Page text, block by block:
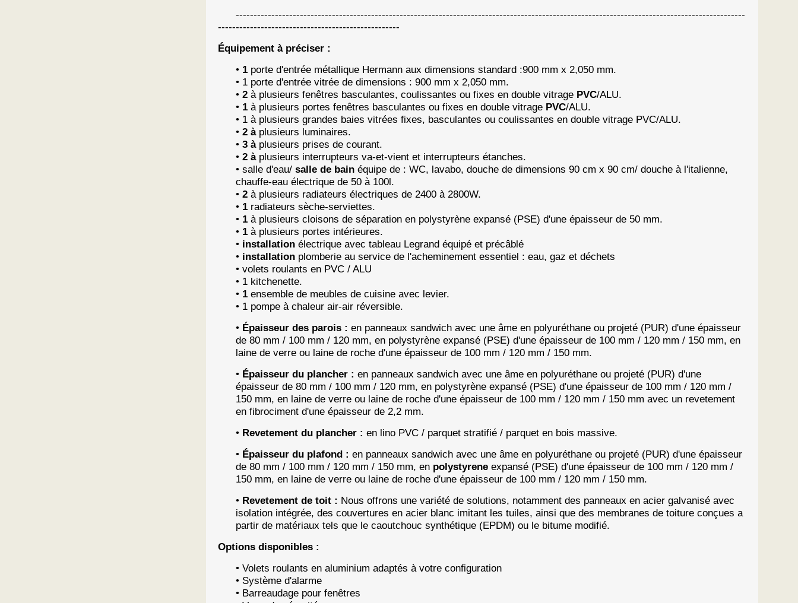
-----------------------------------------------------------------------------------------------------------------------------------------------
---------------------------------------------------
Équipement à préciser :
• 1 porte d'entrée métallique Hermann aux dimensions standard :900 mm x 2,050 mm.
• 1 porte d'entrée vitrée de dimensions : 900 mm x 2,050 mm.
•2à plusieurs fenêtres basculantes, coulissantes ou fixes en double vitrage PVC/ALU.
• 1 à plusieurs portes fenêtres basculantes ou fixes en double vitrage PVC/ALU.
• 1 à plusieurs grandes baies vitrées fixes, basculantes ou coulissantes en double vitrage PVC/ALU.
•2 àplusieurs luminaires.
•3 àplusieurs prises de courant.
•2 àplusieurs interrupteurs va-et-vient et interrupteurs étanches.
• salle d'eau/salle de bain équipe de : WC, lavabo, douche de dimensions 90 cm x 90 cm/ douche à l'italienne,
chauffe-eau électrique de 50 à 100l.
•2 à plusieurs radiateurs électriques de 2400 à 2800W.
• 1 radiateurs sèche-serviettes.
• 1 à plusieurs cloisons de séparation en polystyrène expansé (PSE) d'une épaisseur de 50 mm.
• 1 à plusieurs portes intérieures.
• installation électrique avec tableau Legrand équipé et précâblé
• installation plomberie au service de l'acheminement essentiel : eau, gaz et déchets
• volets roulants en PVC / ALU
• 1 kitchenette.
• 1 ensemble de meubles de cuisine avec levier.
• 1 pompe à chaleur air-air réversible.
• Épaisseur des parois :en panneaux sandwich avec une âme en polyuréthane ou projeté (PUR) d'une épaisseur
de 80 mm / 100 mm / 120 mm, en polystyrène expansé (PSE) d'une épaisseur de 100 mm / 120 mm / 150 mm, en
laine de verre ou laine de roche d'une épaisseur de 100 mm / 120 mm / 150 mm.
• Épaisseur du plancher :en panneaux sandwich avec une âme en polyuréthane ou projeté (PUR) d'une
épaisseur de 80 mm / 100 mm / 120 mm, en polystyrène expansé (PSE) d'une épaisseur de 100 mm / 120 mm /
150 mm, en laine de verre ou laine de roche d'une épaisseur de 100 mm / 120 mm / 150 mm avec un revetement
en fibrociment d'une épaisseur de 2,2 mm.
• Revetement du plancher :en lino PVC / parquet stratifié / parquet en bois massive.
• Épaisseur du plafond : en panneaux sandwich avec une âme en polyuréthane ou projeté (PUR) d'une épaisseur
de 80 mm / 100 mm / 120 mm / 150 mm, en polystyreneexpansé (PSE) d'une épaisseur de 100 mm / 120 mm /
150 mm, en laine de verre ou laine de roche d'une épaisseur de 100 mm / 120 mm / 150 mm.
• Revetement de toit : Nous offrons une variété de solutions, notamment des panneaux en acier galvanisé avec
isolation intégrée, des couvertures en acier blanc imitant les tuiles, ainsi que des membranes de toiture conçues a
partir de matériaux tels que le caoutchouc synthétique (EPDM) ou le bitume modifié.
Options disponibles :
• Volets roulants en aluminium adaptés à votre configuration
• Système d'alarme
• Barreaudage pour fenêtres